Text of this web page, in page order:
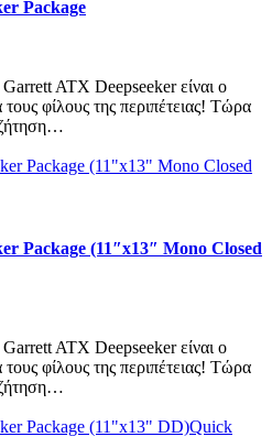
Package
ATX Deepseeker είναι ο
τους φίλους της περιπέτειας! Τώρα
Package (11″x13″ Mono Closed
ATX Deepseeker είναι ο
τους φίλους της περιπέτειας! Τώρα
Quick